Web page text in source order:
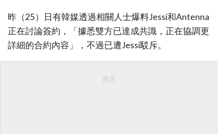
昨（25）日有韓媒透過相關人士爆料Jessi和Antenna
正在討論簽約，「據悉雙方已達成共識，正在協調更
詳細的合約內容」，不過已遭Jessi駁斥。
廣告